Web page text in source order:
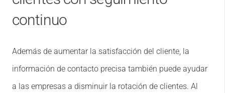
continuo
Además de aumentar la satisfacción del cliente, la
información de contacto precisa también puede ayudar
a las empresas a disminuir la rotación de clientes. Al